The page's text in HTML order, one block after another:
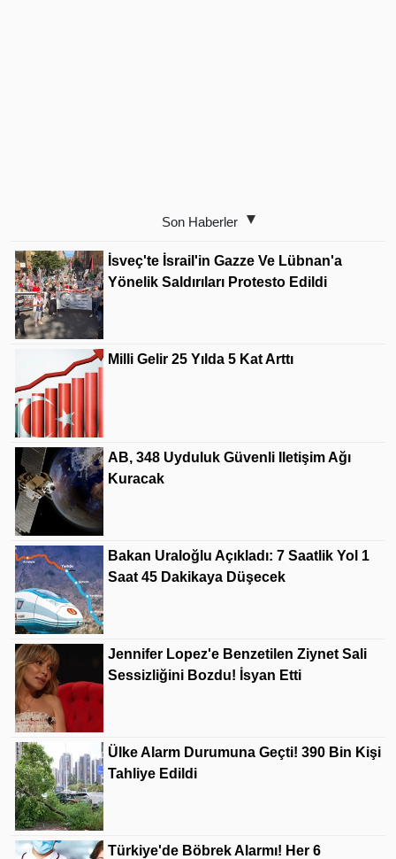
Son Haberler
İsveç'te İsrail'in Gazze Ve Lübnan'a
Yönelik Saldırıları Protesto Edildi
Milli Gelir 25 Yılda 5 Kat Arttı
AB, 348 Uyduluk Güvenli Iletişim Ağı
Kuracak
Bakan Uraloğlu Açıkladı: 7 Saatlik Yol 1
Saat 45 Dakikaya Düşecek
Jennifer Lopez'e Benzetilen Ziynet Sali
Sessizliğini Bozdu! İsyan Etti
Ülke Alarm Durumuna Geçti! 390 Bin Kişi
Tahliye Edildi
Türkiye'de Böbrek Alarmı! Her 6